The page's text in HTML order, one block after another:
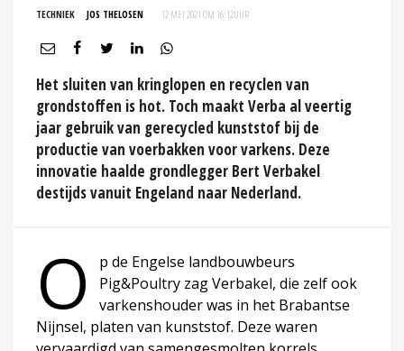
TECHNIEK JOS THELOSEN 12 MEI 2021 OM 16:12UUR
Het sluiten van kringlopen en recyclen van
grondstoffen is hot. Toch maakt Verba al veertig
jaar gebruik van gerecycled kunststof bij de
productie van voerbakken voor varkens. Deze
innovatie haalde grondlegger Bert Verbakel
destijds vanuit Engeland naar Nederland.
O
p de Engelse landbouwbeurs
Pig&Poultry zag Verbakel, die zelf ook
varkenshouder was in het Brabantse
Nijnsel, platen van kunststof. Deze waren